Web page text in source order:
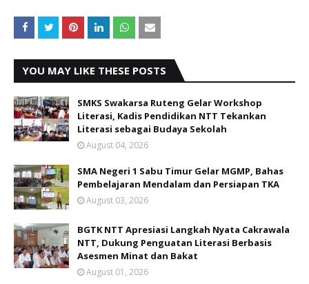
YOU MAY LIKE THESE POSTS
SMKS Swakarsa Ruteng Gelar Workshop
Literasi, Kadis Pendidikan NTT Tekankan
Literasi sebagai Budaya Sekolah
August 04, 2026
SMA Negeri 1 Sabu Timur Gelar MGMP, Bahas
Pembelajaran Mendalam dan Persiapan TKA
August 03, 2026
BGTK NTT Apresiasi Langkah Nyata Cakrawala
NTT, Dukung Penguatan Literasi Berbasis
Asesmen Minat dan Bakat
August 01, 2026